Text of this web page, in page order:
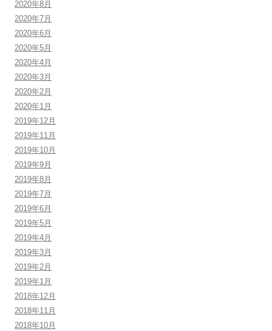
2020年8月
2020年7月
2020年6月
2020年5月
2020年4月
2020年3月
2020年2月
2020年1月
2019年12月
2019年11月
2019年10月
2019年9月
2019年8月
2019年7月
2019年6月
2019年5月
2019年4月
2019年3月
2019年2月
2019年1月
2018年12月
2018年11月
2018年10月